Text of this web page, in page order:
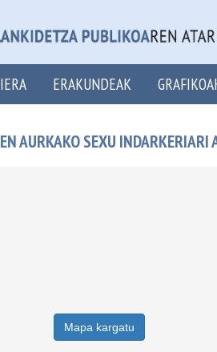
ERAKUNDEAK
AURKAKO SEXU
Mapa kargatu